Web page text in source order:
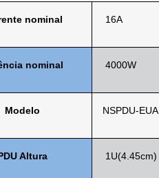
nominal 16A
nominal 4000W
Modelo NSPDU-EUA
Altura 1U(4.45cm)